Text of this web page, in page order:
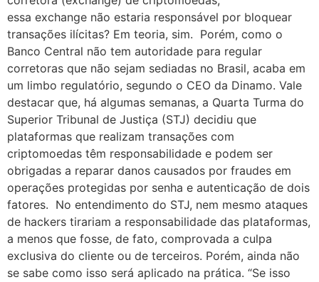
essa exchange não estaria responsável por bloquear
transações ilícitas? Em teoria, sim. Porém, como o
Banco Central não tem autoridade para regular
corretoras que não sejam sediadas no Brasil, acaba em
um limbo regulatório, segundo o CEO da Dinamo. Vale
destacar que, há algumas semanas, a Quarta Turma do
Superior Tribunal de Justiça (STJ) decidiu que
plataformas que realizam transações com
criptomoedas têm responsabilidade e podem ser
obrigadas a reparar danos causados por fraudes em
operações protegidas por senha e autenticação de dois
fatores. No entendimento do STJ, nem mesmo ataques
de hackers tirariam a responsabilidade das plataformas,
a menos que fosse, de fato, comprovada a culpa
exclusiva do cliente ou de terceiros. Porém, ainda não
se sabe como isso será aplicado na prática. “Se isso